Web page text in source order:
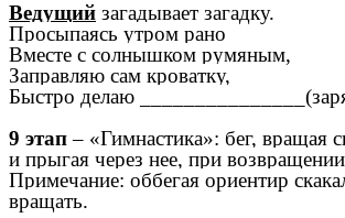
Ведущий загадывает загадку.
Просыпаясь утром рано
Вместе с солнышком румяным,
Заправляю сам кроватку,
Быстро делаю
9 этап– «Гимнастика»: бег, вращая
и прыгая через нее, при
Примечание: оббегая ориентир
вращать.